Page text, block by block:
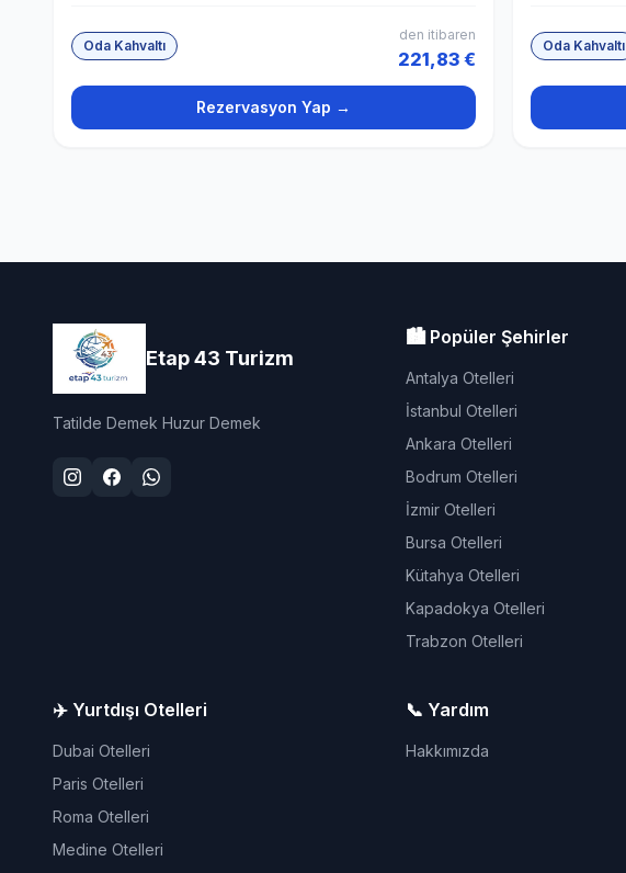
Oda Kahvaltı
den itibaren
221,83 €
Rezervasyon Yap →
Oda Kahvaltı
Etap 43 Turizm
Tatilde Demek Huzur Demek
🏙️ Popüler Şehirler
Antalya Otelleri
İstanbul Otelleri
Ankara Otelleri
Bodrum Otelleri
İzmir Otelleri
Bursa Otelleri
Kütahya Otelleri
Kapadokya Otelleri
Trabzon Otelleri
✈️ Yurtdışı Otelleri
Dubai Otelleri
Paris Otelleri
Roma Otelleri
Medine Otelleri
📞 Yardım
Hakkımızda